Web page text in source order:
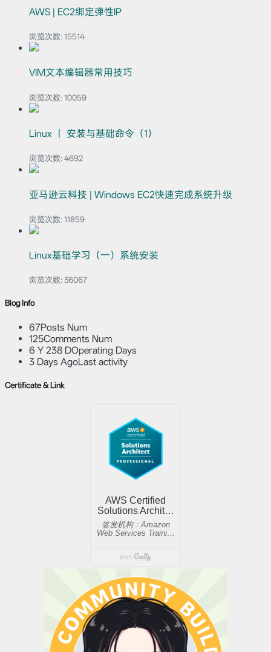
AWS | EC2绑定弹性IP
浏览次数: 15514
VIM文本编辑器常用技巧
浏览次数: 10059
Linux ｜ 安装与基础命令（1）
浏览次数: 4692
亚马逊云科技 | Windows EC2快速完成系统升级
浏览次数: 11859
Linux基础学习（一）系统安装
浏览次数: 36067
Blog Info
67Posts Num
125Comments Num
6 Y 238 DOperating Days
3 Days AgoLast activity
Certificate & Link